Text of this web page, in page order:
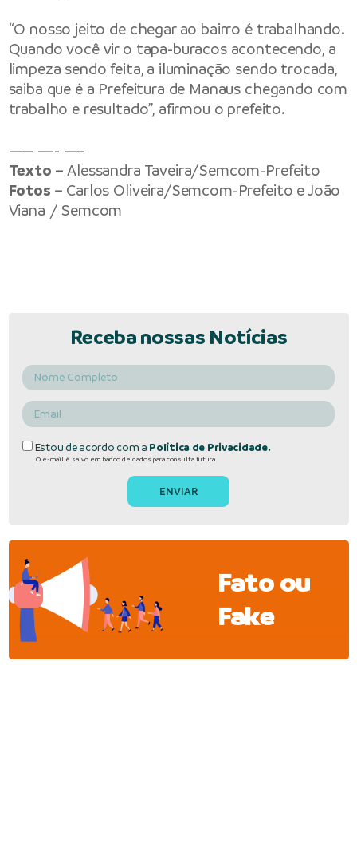
“O nosso jeito de chegar ao bairro é trabalhando.
Quando você vir o tapa-buracos acontecendo, a
limpeza sendo feita, a iluminação sendo trocada,
saiba que é a Prefeitura de Manaus chegando com
trabalho e resultado”, afirmou o prefeito.
—– —- —-
Texto – Alessandra Taveira/Semcom-Prefeito
Fotos – Carlos Oliveira/Semcom-Prefeito e João
Viana / Semcom
Receba nossas Notícias
Estou de acordo com a Política de Privacidade.
O e-mail é salvo em banco de dados para consulta futura.
Fato ou
Fake